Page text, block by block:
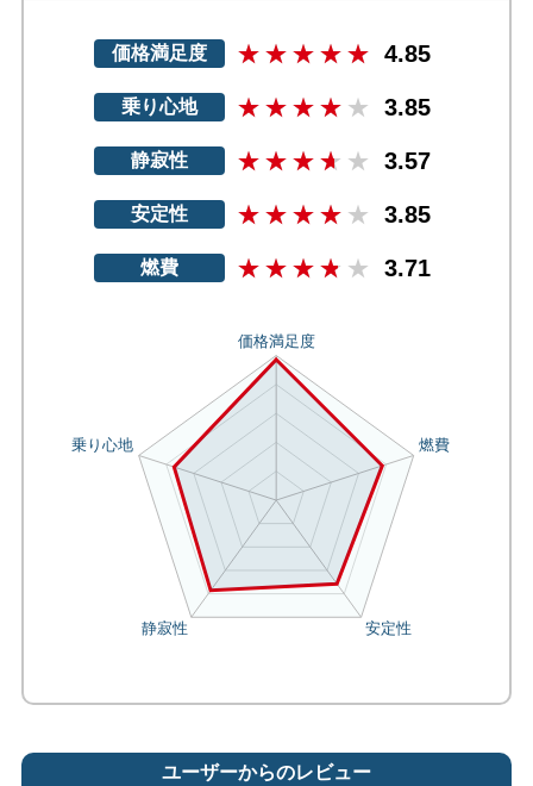
価格満足度 4.85
乗り心地 3.85
静寂性 3.57
安定性 3.85
燃費 3.71
ユーザーからのレビュー